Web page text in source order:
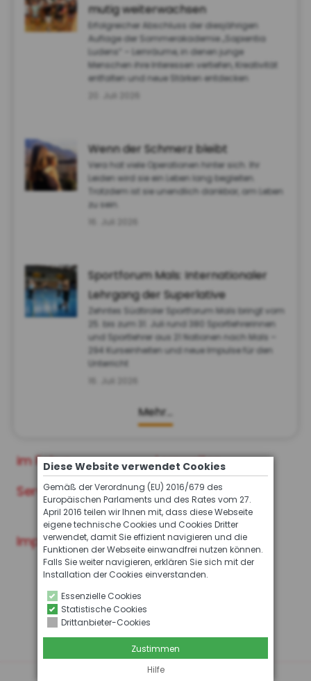
mutig weiterwachsen
Erfolgreicher Abschluss der diesjährigen
Auflage der Sommerakademie „Sapientia
Ludens“ – Lernräume, in denen junge
Menschen ihre Interessen vertiefen, Kreativität
entfalten und neue Stärken entdecken
Wenn der Schmerz bleibt
Vera hat viele Operationen hinter sich. Ihr
Leiden wird sie ein Leben lang begleiten.
Trotzdem ist sie unendlich dankbar, am Leben
zu sein.
Sportforum Mals: Internationaler
Lehrgang der Superlative
Zehntes Südtiroler Sportforum Mals bringt vom
25. bis zum 31. Juli rund 380 Sportlehrerinnen
und Sportlehrer aus 21 Nationen nach Mals –
294 Kurseinheiten und neue Impulse für den
Unterricht
Mehr…
im Fokus
Lernwelten
Service
Archiv der INFO
Ausgaben
Impressum
Cookie Einstellungen ändern
Diese Website verwendet Cookies
Gemäß der Verordnung (EU) 2016/679 des
Europäischen Parlaments und des Rates vom 27.
April 2016 teilen wir Ihnen mit, dass diese Webseite
eigene technische Cookies und Cookies Dritter
verwendet, damit Sie effizient navigieren und die
Funktionen der Webseite einwandfrei nutzen können.
Falls Sie weiter navigieren, erklären Sie sich mit der
Installation der Cookies einverstanden.
Essenzielle Cookies
Statistische Cookies
Drittanbieter-Cookies
Zustimmen
Hilfe